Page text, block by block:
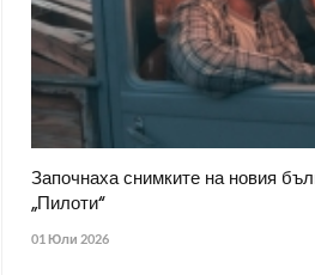
Започнаха снимките на новия
„Пилоти“
01 Юли 2026